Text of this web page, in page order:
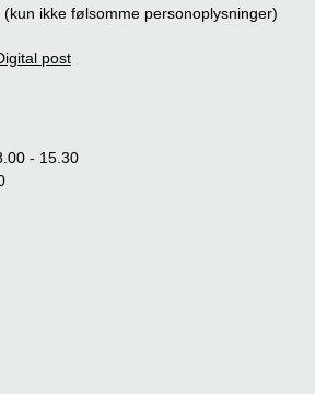
(kun ikke følsomme personoplysninger)
post
- 15.30